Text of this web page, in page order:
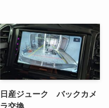
日産ジューク バックカメ
ラ交換